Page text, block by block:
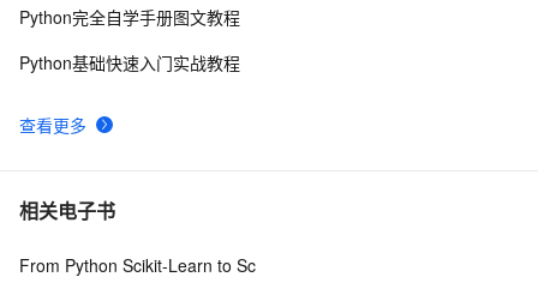
查看更多
Python完全自学手册图文教程
Python基础快速入门实战教程
相关电子书
From Python Scikit-Learn to Sc